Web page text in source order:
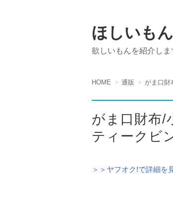
ほしいもん
欲しいもんを紹介しま
HOME 通販 がま口財
がま口財布/
ティークビ
＞＞ヤフオク!で詳細を